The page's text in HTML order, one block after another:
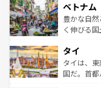
参照してほ
容にもいい
照してほし
き、地方に
できる。
まで、さ
リティに
覧を参照
ベトナム
豊かな自
く伸びる
急速な発
ーチミン
醸し出し
タイ
タイは、
国だ。首